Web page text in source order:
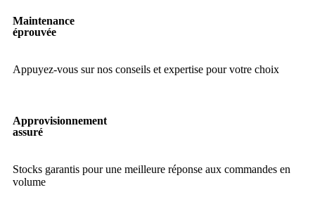
Maintenance
éprouvée
Appuyez-vous sur nos conseils et expertise pour votre choix
Approvisionnement
assuré
Stocks garantis pour une meilleure réponse aux commandes en
volume